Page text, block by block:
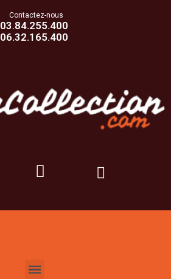
Contactez-nous
03.84.255.400
06.32.165.400